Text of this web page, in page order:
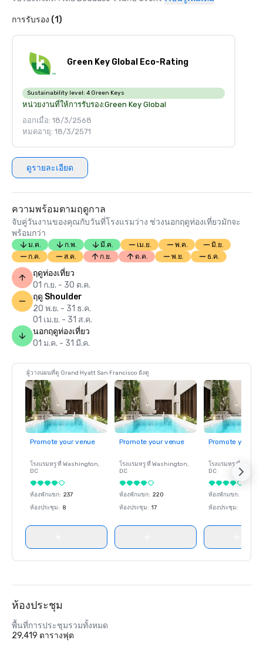
การรับรอง (1)
Green Key Global Eco-Rating
Sustainability level: 4 Green Keys
หน่วยงานที่ให้การรับรอง:Green Key Global
ออกเมื่อ: 18/3/2568
หมดอายุ: 18/3/2571
ดูรายละเอียด
ความพร้อมตามฤดูกาล
จับคู่วันงานของคุณกับวันที่โรงแรมว่าง ช่วงนอกฤดูท่องเที่ยวมักจะ
พร้อมกว่า
ม.ค. ก.พ. มี.ค. เม.ย. พ.ค.
มิ.ย.
ก.ค.
ส.ค. ก.ย. ต.ค. พ.ย. ธ.ค.
ฤดูท่องเที่ยว
01 ก.ย. - 30 ต.ค.
ฤดู Shoulder
20 พ.ย. - 31 ธ.ค.
01 เม.ย. - 31 ส.ค.
นอกฤดูท่องเที่ยว
01 ม.ค. - 31 มี.ค.
ผู้วางแผนที่ดู Grand Hyatt San Francisco ยังดู
Promote your venue
โรงแรมหรู ที่ Washington,
DC
ห้องพักแขก: 237
ห้องประชุม: 8
Promote your venue
โรงแรมหรู ที่ Washington,
DC
ห้องพักแขก: 220
ห้องประชุม: 17
Promote your
โรงแรมหรู ที่
DC
ห้องพักแขก:
ห้องประชุม:
ห้องประชุม
พื้นที่การประชุมรวมทั้งหมด
29,419 ตารางฟุต